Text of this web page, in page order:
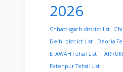
2026
Chhattisgarh district list
Delhi district List
Deoria
ETAWAH Tehsil List
Fatehpur Tehsil List